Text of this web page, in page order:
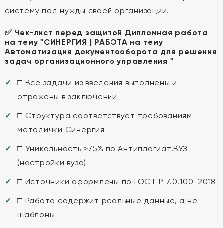
систему под нужды своей организации.
✅ Чек-лист перед защитой Дипломная работа
на тему "СИНЕРГИЯ | РАБОТА на тему
Автоматизация документооборота для решения
задач организационного управления "
□ Все задачи из введения выполнены и
отражены в заключении
□ Структура соответствует требованиям
методички Синергия
□ Уникальность >75% по Антиплагиат.ВУЗ
(настройки вуза)
□ Источники оформлены по ГОСТ Р 7.0.100-2018
□ Работа содержит реальные данные, а не
шаблоны